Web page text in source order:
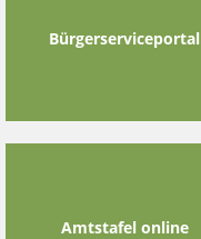
Bürgerserviceportal
Amtstafel online